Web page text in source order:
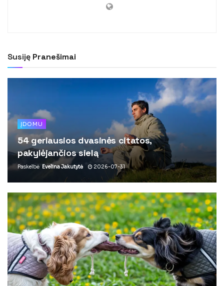
Susiję Pranešimai
ĮDOMU
54 geriausios dvasinės citatos,
pakylėjančios sielą
Paskelbė Evelina Jakutytė 2026-07-31